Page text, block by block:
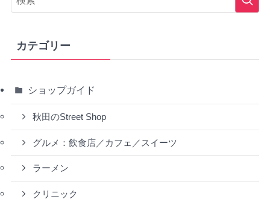
カテゴリー
ショップガイド
秋田のStreet Shop
グルメ：飲食店／カフェ／スイーツ
ラーメン
クリニック